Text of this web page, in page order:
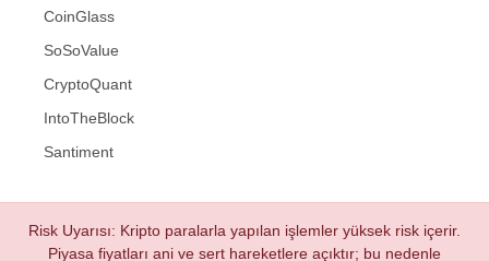
CoinGlass
SoSoValue
CryptoQuant
IntoTheBlock
Santiment
Risk Uyarısı: Kripto paralarla yapılan işlemler yüksek risk içerir.
Piyasa fiyatları ani ve sert hareketlere açıktır; bu nedenle